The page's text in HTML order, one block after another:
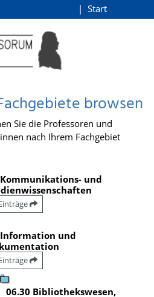
Start
browsen
Sie die Professoren und
nach Ihrem Fachgebiet
und
und
06.30 Bibliothekswesen,